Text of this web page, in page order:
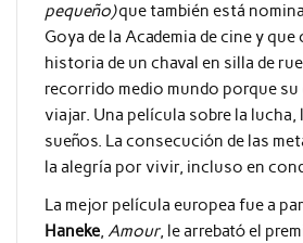
pequeño)que también está
Goya de la Academia de cine y
historia de un chaval en silla de
recorrido medio mundo porque su
viajar. Una película sobre la lucha,
sueños. La consecución de las
la alegría por vivir, incluso en
La mejor película europea fue a
Haneke, Amour, le arrebató el